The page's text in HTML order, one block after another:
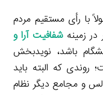
با رأی مستقیم مردم
زمینه شفافیت آرا و
باشد، نویدبخش
روندی که البته باید
و مجامع دیگر نظام